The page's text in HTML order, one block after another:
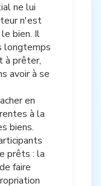
ne lui
n'est
bien. Il
longtemps
à prêter,
avoir à se
en
à la
biens.
prêts : la
faire